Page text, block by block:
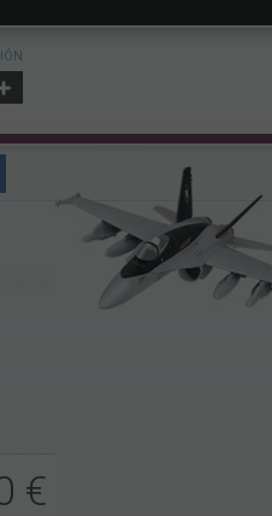
€